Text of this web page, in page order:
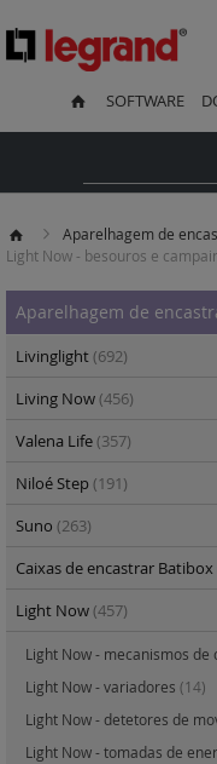
SOFTWARE
Aparelhagem de
Light Now - besouros e
Aparelhagem de
Livinglight(692)
Living Now(456)
Valena Life(357)
Niloé Step(191)
Suno (263)
Caixas de encastrar Batibox
Light Now(457)
Light Now - mecanismos de
Light Now - variadores (14)
Light Now - detetores de
Light Now - tomadas de